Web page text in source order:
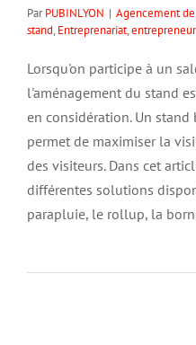
ParPUBINLYON | Agencement
stand, Entreprenariat,entrepreneur
Lorsqu'on participe à un
l'aménagement du stand
en considération. Un
permet de maximiser la
des visiteurs. Dans cet
différentes solutions
parapluie, le rollup, la